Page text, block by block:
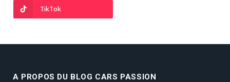
TikTok
A PROPOS DU BLOG CARS PASSION